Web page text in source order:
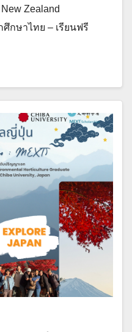
Zealand
กษาไทย – เรียนฟรี